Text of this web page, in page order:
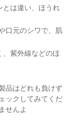
とは違い、ほうれ
口元のシワで、肌
、紫外線などのほ
品はどれも負けず
ックしてみてくだ
せんよ